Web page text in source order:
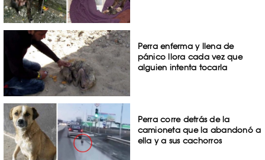
Perra enferma y llena de
pánico llora cada vez que
alguien intenta tocarla
Perra corre detrás de la
camioneta que la abandonó a
ella y a sus cachorros